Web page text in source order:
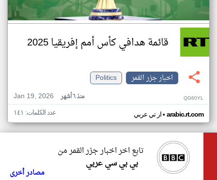
قائمة هدافي كأس أمم إفريقيا 2025
اخبار جزر القمر
Politics
Jan 19, 2026
منذ ٦ أشهر QG60YL
ار تي عربي• arabic.rt.com عدد الكلمات: ١٤١
تابع اخر اخبار جزر القمر من
بي بي سي عربي
مصادر أخرى